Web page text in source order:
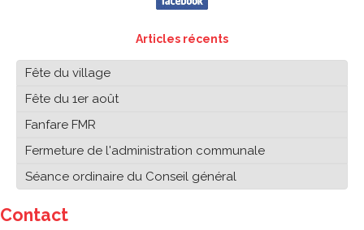
Articles récents
Fête du village
Fête du 1er août
Fanfare FMR
Fermeture de l'administration communale
Séance ordinaire du Conseil général
Contact